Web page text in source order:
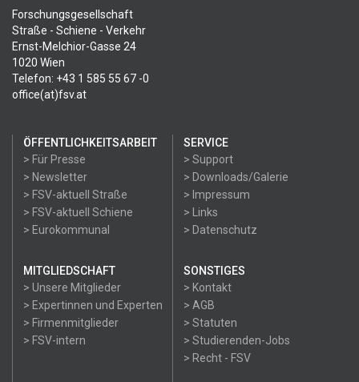
Forschungsgesellschaft
Straße - Schiene - Verkehr
Ernst-Melchior-Gasse 24
1020 Wien
Telefon: +43 1 585 55 67 -0
office(at)fsv.at
ÖFFENTLICHKEITSARBEIT
> Für Presse
> Newsletter
> FSV-aktuell Straße
> FSV-aktuell Schiene
> Eurokommunal
SERVICE
> Support
> Downloads/Galerie
> Impressum
> Links
> Datenschutz
MITGLIEDSCHAFT
> Unsere Mitglieder
> Expertinnen und Experten
> Firmenmitglieder
> FSV-intern
SONSTIGES
> Kontakt
> AGB
> Statuten
> Studierenden-Jobs
> Recht - FSV